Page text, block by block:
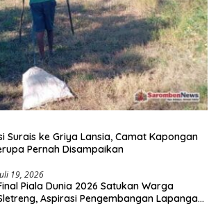
Surais ke Griya Lansia, Camat Kapongan
Pernah Disampaikan
19, 2026
Piala Dunia 2026 Satukan Warga
Aspirasi Pengembangan Lapangan